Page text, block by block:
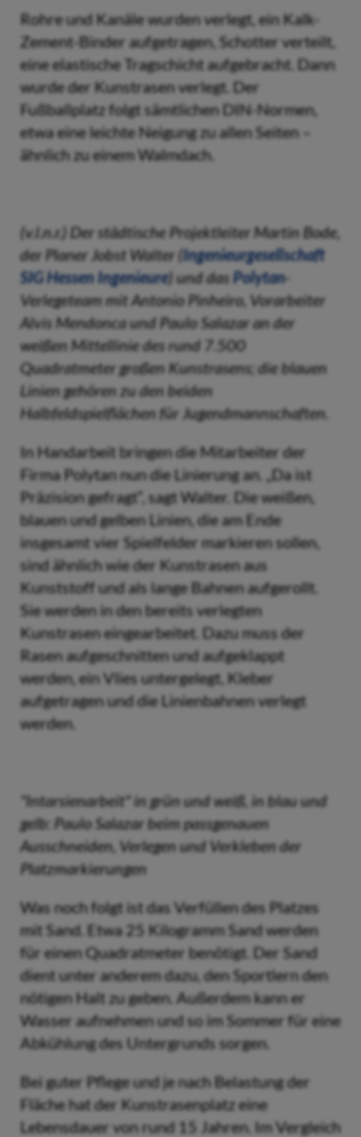
Rohre und Kanäle wurden verlegt, ein Kalk-
Zement-Binder aufgetragen, Schotter verteilt,
eine elastische Tragschicht aufgebracht. Dann
wurde der Kunstrasen verlegt. Der
Fußballplatz folgt sämtlichen DIN-Normen,
etwa eine leichte Neigung zu allen Seiten –
ähnlich zu einem Walmdach.
(v.l.n.r.) Der städtische Projektleiter Martin Bode,
der Planer Jobst Walter (Ingenieurgesellschaft
SIG Hessen Ingenieure) und dasPolytan-
Verlegeteam mit Antonio Pinheiro, Vorarbeiter
Alvis Mendonca und Paulo Salazar an der
weißen Mittellinie des rund 7.500
Quadratmeter großen Kunstrasens; die blauen
Linien gehören zu den beiden
Halbfeldspielflächen für Jugendmannschaften.
In Handarbeit bringen die Mitarbeiter der
Firma Polytan nun die Linierung an. „Da ist
Präzision gefragt“, sagt Walter. Die weißen,
blauen und gelben Linien, die am Ende
insgesamt vier Spielfelder markieren sollen,
sind ähnlich wie der Kunstrasen aus
Kunststoff und als lange Bahnen aufgerollt.
Sie werden in den bereits verlegten
Kunstrasen eingearbeitet. Dazu muss der
Rasen aufgeschnitten und aufgeklappt
werden, ein Vlies untergelegt, Kleber
aufgetragen und die Linienbahnen verlegt
werden.
"Intarsienarbeit" in grün und weiß, in blau und
gelb: Paulo Salazar beim passgenauen
Ausschneiden, Verlegen und Verkleben der
Platzmarkierungen
Was noch folgt ist das Verfüllen des Platzes
mit Sand. Etwa 25 Kilogramm Sand werden
für einen Quadratmeter benötigt. Der Sand
dient unter anderem dazu, den Sportlern den
nötigen Halt zu geben. Außerdem kann er
Wasser aufnehmen und so im Sommer für eine
Abkühlung des Untergrunds sorgen.
Bei guter Pflege und je nach Belastung der
Fläche hat der Kunstrasenplatz eine
Lebensdauer von rund 15 Jahren. Im Vergleich